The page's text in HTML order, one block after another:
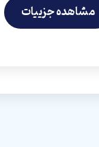
مشاهده جزییات